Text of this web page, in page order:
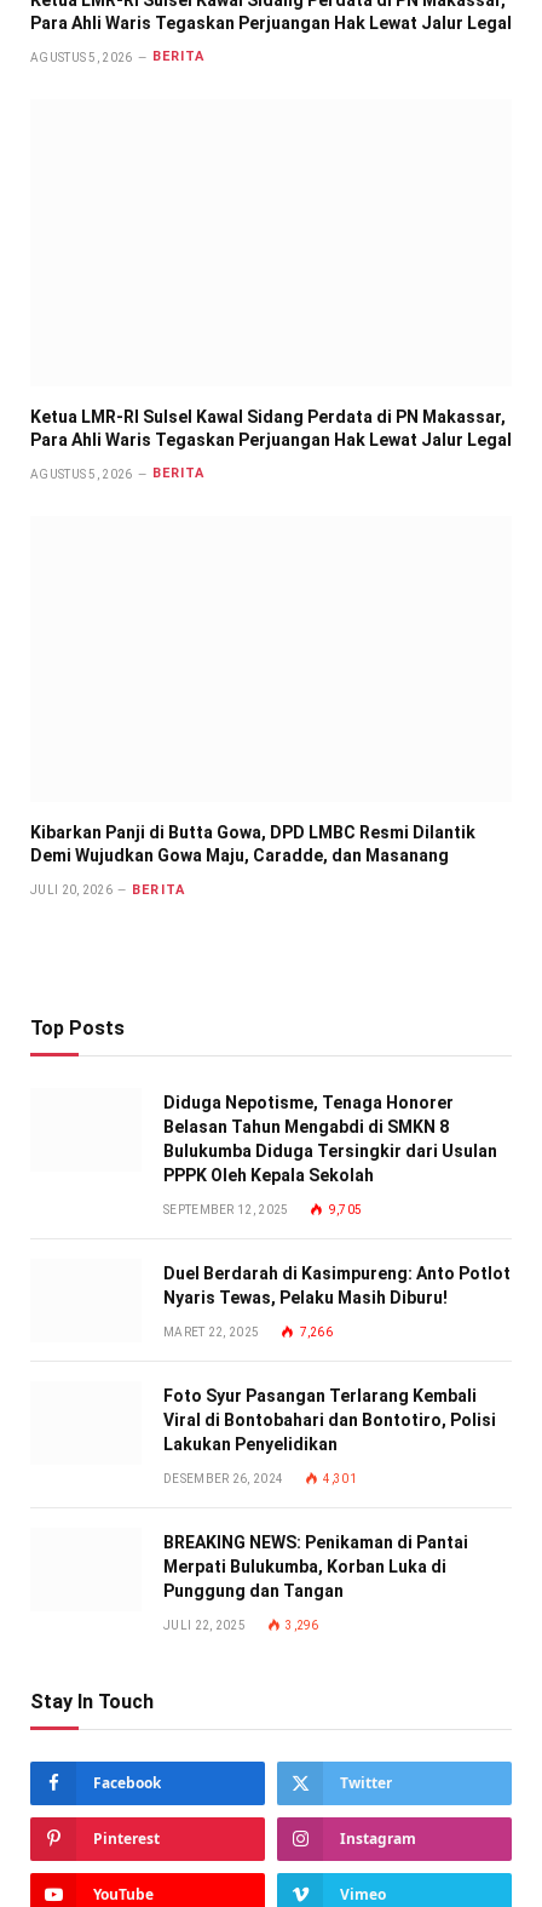
Para Ahli Waris Tegaskan Perjuangan Hak Lewat Jalur Legal
AGUSTUS 5, 2026 BERITA
Ketua LMR-RI Sulsel Kawal Sidang Perdata di PN Makassar,
Para Ahli Waris Tegaskan Perjuangan Hak Lewat Jalur Legal
AGUSTUS 5, 2026 BERITA
Kibarkan Panji di Butta Gowa, DPD LMBC Resmi Dilantik
Demi Wujudkan Gowa Maju, Caradde, dan Masanang
JULI 20, 2026 BERITA
Top Posts
Diduga Nepotisme, Tenaga Honorer
Belasan Tahun Mengabdi di SMKN 8
Bulukumba Diduga Tersingkir dari Usulan
PPPK Oleh Kepala Sekolah
SEPTEMBER 12, 2025 9,705
Duel Berdarah di Kasimpureng: Anto Potlot
Nyaris Tewas, Pelaku Masih Diburu!
MARET 22, 2025 7,266
Foto Syur Pasangan Terlarang Kembali
Viral di Bontobahari dan Bontotiro, Polisi
Lakukan Penyelidikan
DESEMBER 26, 2024 4,301
BREAKING NEWS: Penikaman di Pantai
Merpati Bulukumba, Korban Luka di
Punggung dan Tangan
JULI 22, 2025 3,296
Stay In Touch
Facebook Twitter
Pinterest Instagram
YouTube Vimeo